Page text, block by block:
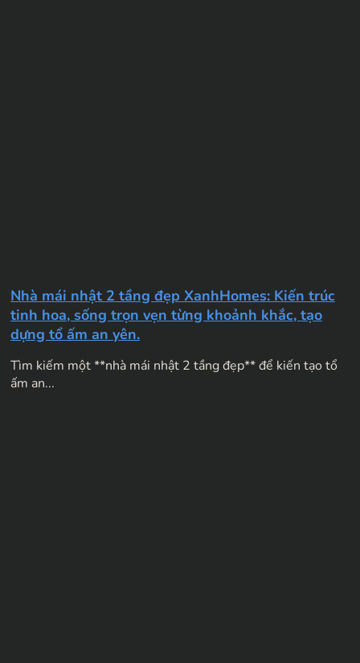
Nhà mái nhật 2 tầng đẹp XanhHomes: Kiến trúc
tinh hoa, sống trọn vẹn từng khoảnh khắc, tạo
dựng tổ ấm an yên.
Tìm kiếm một **nhà mái nhật 2 tầng đẹp** để kiến tạo tổ
ấm an...